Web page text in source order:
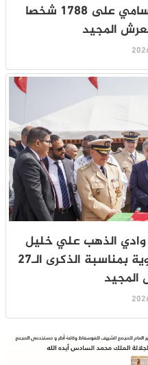
جلالة الملك يصدر عفوه السامي على 1788 شخصا
المجيد
وادي الذهب علي خليل
يعطي انطلاقة مشاريع تنموية بمناسبة الذكرى الـ27
المجيد